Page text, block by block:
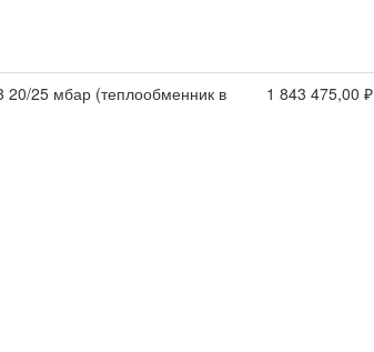
20/25 мбар (теплообменник в
1 843 475,00 ₽